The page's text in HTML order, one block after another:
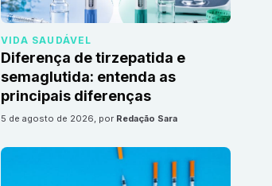
VIDA SAUDÁVEL
Diferença de tirzepatida e
semaglutida: entenda as
principais diferenças
5 de agosto de 2026, por Redação Sara